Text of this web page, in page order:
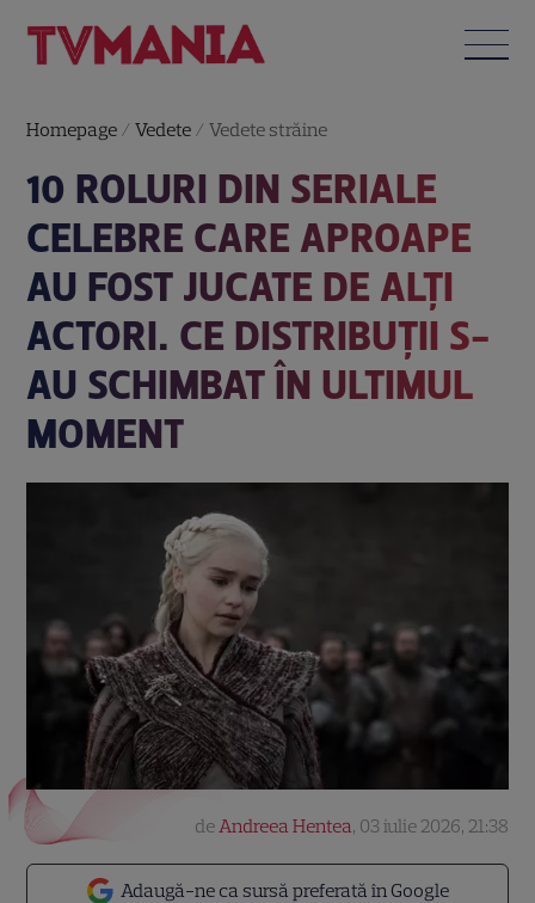
Homepage /Vedete /Vedete străine
10 ROLURI DIN SERIALE
CELEBRE CARE APROAPE
AU FOST JUCATE DE ALȚI
ACTORI. CE DISTRIBUȚII S-
AU SCHIMBAT ÎN ULTIMUL
MOMENT
Adaugă-ne ca sursă preferată în Google
deAndreea Hentea, 03 iulie 2026, 21:38